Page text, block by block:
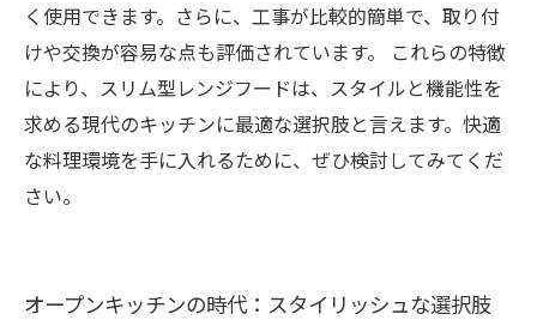
く使用できます。さらに、工事が比較的簡単で、取り付
けや交換が容易な点も評価されています。 これらの特徴
により、スリム型レンジフードは、スタイルと機能性を
求める現代のキッチンに最適な選択肢と言えます。快適
な料理環境を手に入れるために、ぜひ検討してみてくだ
さい。
オープンキッチンの時代：スタイリッシュな選択肢